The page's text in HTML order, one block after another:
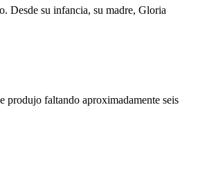
Desde su infancia, su madre, Gloria
produjo faltando aproximadamente seis